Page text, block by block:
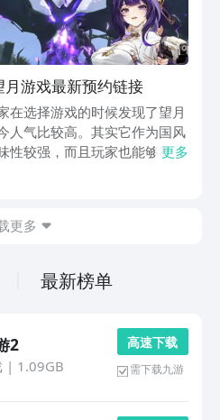
游戏最新预约链接
在选择游戏的时候发现了望月
人气比较高。其实它作为国风
性较强，而且玩家也能够在都
找众多的惊喜。不过这款游
更多
更多
最新榜单
2
| 1.09GB
高 速 下 载
需下载九游